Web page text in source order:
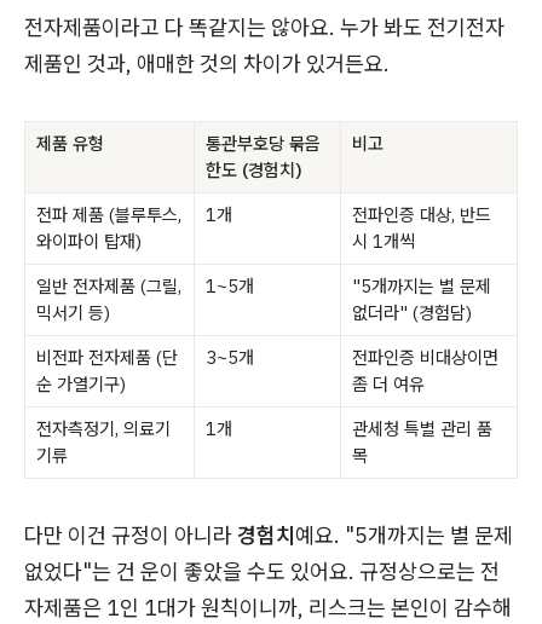
전자제품이라고 다 똑같지는 않아요. 누가 봐도 전기전자
제품인 것과, 애매한 것의 차이가 있거든요.
제품 유형
통관부호당 묶음
한도 (경험치)
비고
전파 제품 (블루투스,
와이파이 탑재)
1개
전파인증 대상, 반드
시 1개씩
일반 전자제품 (그릴,
믹서기 등)
1~5개
"5개까지는 별 문제
없더라" (경험담)
비전파 전자제품 (단
순 가열기구)
3~5개
전파인증 비대상이면
좀 더 여유
전자측정기, 의료기
기류
1개
관세청 특별 관리 품
목
다만 이건 규정이 아니라경험치예요. "5개까지는 별 문제
없었다"는 건 운이 좋았을 수도 있어요. 규정상으로는 전
자제품은 1인 1대가 원칙이니까, 리스크는 본인이 감수해